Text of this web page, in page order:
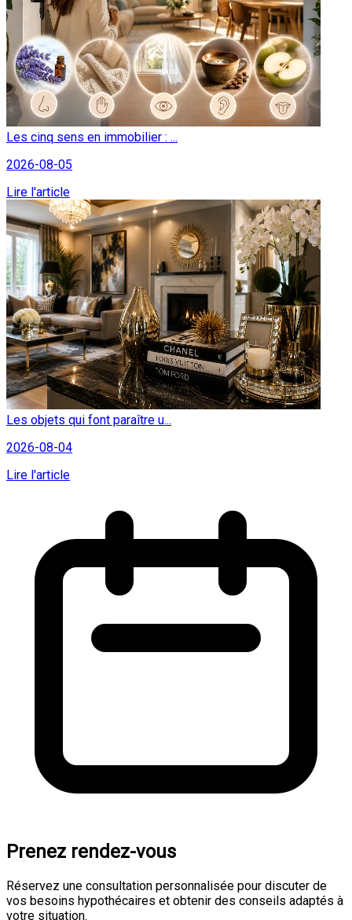
Les cinq sens en immobilier : ...
2026-08-05
Lire l'article
Les objets qui font paraître u...
2026-08-04
Lire l'article
Prenez rendez-vous
Réservez une consultation personnalisée pour discuter de
vos besoins hypothécaires et obtenir des conseils adaptés à
votre situation.